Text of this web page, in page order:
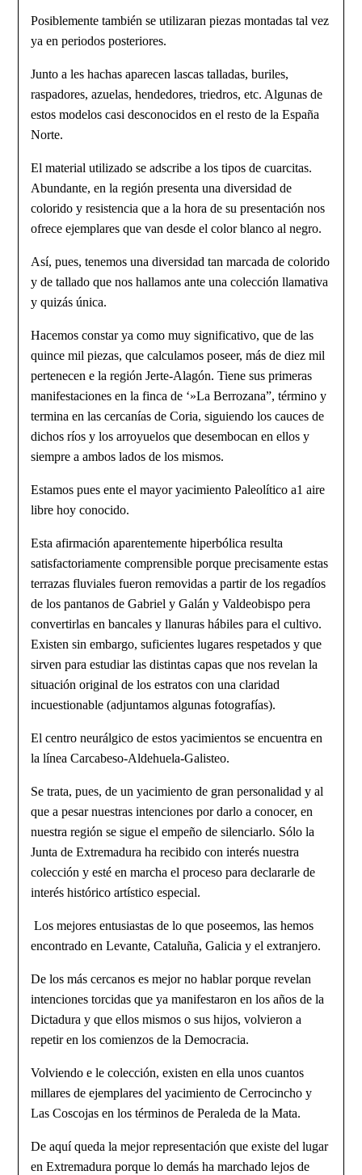
Posiblemente también se utilizaran piezas montadas tal vez
ya en periodos posteriores.
Junto a les hachas aparecen lascas talladas, buriles,
raspadores, azuelas, hendedores, triedros, etc. Algunas de
estos modelos casi desconocidos en el resto de la España
Norte.
El material utilizado se adscribe a los tipos de cuarcitas.
Abundante, en la región presenta una diversidad de
colorido y resistencia que a la hora de su presentación nos
ofrece ejemplares que van desde el color blanco al negro.
Así, pues, tenemos una diversidad tan marcada de colorido
y de tallado que nos hallamos ante una colección llamativa
y quizás única.
Hacemos constar ya como muy significativo, que de las
quince mil piezas, que calculamos poseer, más de diez mil
pertenecen e la región Jerte-Alagón. Tiene sus primeras
manifestaciones en la finca de ‘»La Berrozana”, término y
termina en las cercanías de Coria, siguiendo los cauces de
dichos ríos y los arroyuelos que desembocan en ellos y
siempre a ambos lados de los mismos.
Estamos pues ente el mayor yacimiento Paleolítico a1 aire
libre hoy co­nocido.
Esta afirmación aparentemente hiperbólica resulta
satisfactoria­mente comprensible porque precisamente estas
terrazas fluviales fueron re­movidas a partir de los regadíos
de los pantanos de Gabriel y Galán y Valdeo­bispo pera
convertirlas en bancales y llanuras hábiles para el cultivo.
Existen sin embargo, suficientes lugares respetados y que
sirven para estu­diar las distintas capas que nos revelan la
situación original de los estra­tos con una claridad
incuestionable (adjuntamos algunas fotografías).
El centro neurálgico de estos yacimientos se encuentra en
la línea Carcabeso-Aldehuela-Galisteo.
Se trata, pues, de un yacimiento de gran personalidad y al
que a pesar nuestras intenciones por darlo a conocer, en
nuestra región se sigue el empeño de silenciarlo. Sólo la
Junta de Extremadura ha recibido con interés nuestra
colección y esté en marcha el proceso para declararle de
interés histórico artístico especial.
Los mejores entusiastas de lo que poseemos, las hemos
encontrado en Levan­te, Cataluña, Galicia y el extranjero.
De los más cercanos es mejor no hablar porque revelan
intenciones torcidas que ya manifestaron en los años de la
Dictadura y que ellos mismos o sus hijos, volvieron a
repetir en los comienzos de la Democracia.
Volviendo e le colección, existen en ella unos cuantos
millares de ejem­plares del yacimiento de Cerrocincho y
Las Coscojas en los términos de Pera­leda de la Mata.
De aquí queda la mejor representación que existe del lugar
en Extremadura porque lo demás ha marchado lejos de